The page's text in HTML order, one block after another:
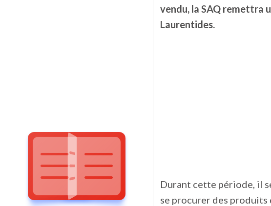
vendu, la SAQ remettra
Laurentides.
Durant cette période, il
se procurer des produits